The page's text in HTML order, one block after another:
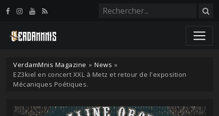
VerdamMnis Magazine » News »
EZ3kiel en concert XXL à Metz et retour de l'exposition
Mécaniques Poétiques.
Panneau de gestion des cookies